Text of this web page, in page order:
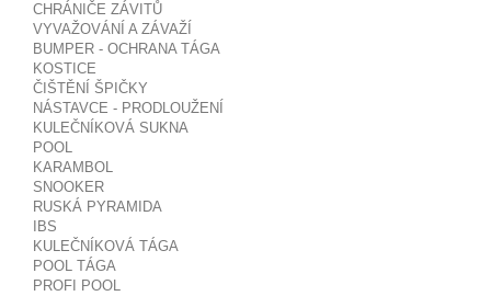
CHRÁNIČE ZÁVITŮ
VYVAŽOVÁNÍ A ZÁVAŽÍ
BUMPER - OCHRANA TÁGA
KOSTICE
ČIŠTĚNÍ ŠPIČKY
NÁSTAVCE - PRODLOUŽENÍ
KULEČNÍKOVÁ SUKNA
POOL
KARAMBOL
SNOOKER
RUSKÁ PYRAMIDA
IBS
KULEČNÍKOVÁ TÁGA
POOL TÁGA
PROFI POOL